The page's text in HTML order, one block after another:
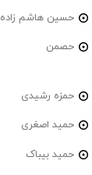
حسین هاشم زاده
حصمن
حمزه رشیدی
حمید اصغری
حمید بیباک